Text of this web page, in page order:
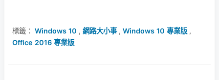
標籤： Windows 10 , 網路大小事, Windows 10 專業版 ,
Office 2016 專業版